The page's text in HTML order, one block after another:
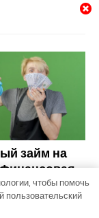
займ на
или
Все права
.
чтобы помочь
пользовательский